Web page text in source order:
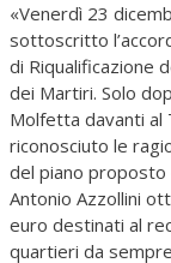
«Venerdì 23
sottoscritto
di Riqualificazione
dei Martiri. Solo
Molfetta davanti al
riconosciuto le
del piano proposto
Antonio Azzollini
euro destinati al
quartieri da